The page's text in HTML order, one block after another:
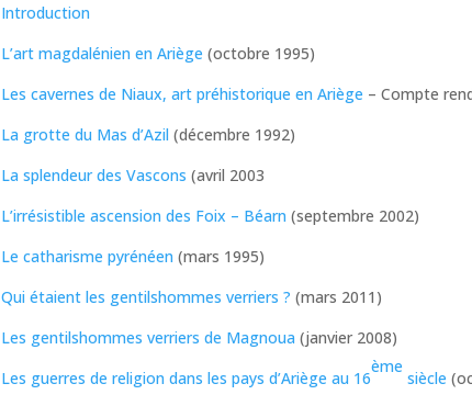
Introduction
L’art magdalénien en Ariège (octobre 1995)
Les cavernes de Niaux, art préhistorique en Ariège – Compte
La grotte du Mas d’Azil (décembre 1992)
La splendeur des Vascons (avril 2003
L’irrésistible ascension des Foix – Béarn (septembre 2002)
Le catharisme pyrénéen (mars 1995)
Qui étaient les gentilshommes verriers ? (mars 2011)
Les gentilshommes verriers de Magnoua (janvier 2008)
Les guerres de religion dans les pays d’Ariège au 16
ème
siècle